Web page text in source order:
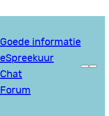
Goede informatie
eSpreekuur
Chat
Forum